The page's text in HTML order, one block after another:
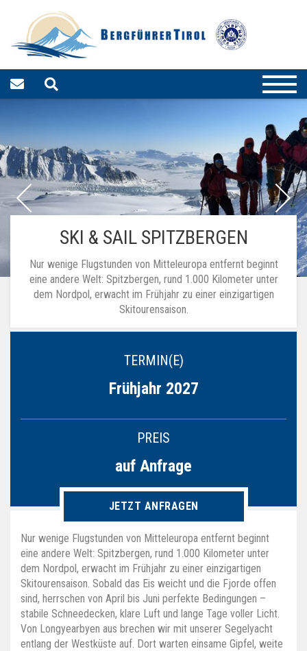
SKI & SAIL SPITZBERGEN
Nur wenige Flugstunden von Mitteleuropa entfernt beginnt
eine andere Welt: Spitzbergen, rund 1.000 Kilometer unter
dem Nordpol, erwacht im Frühjahr zu einer einzigartigen
Skitourensaison.
TERMIN(E)
Frühjahr 2027
PREIS
auf Anfrage
JETZT ANFRAGEN
Nur wenige Flugstunden von Mitteleuropa entfernt beginnt
eine andere Welt: Spitzbergen, rund 1.000 Kilometer unter
dem Nordpol, erwacht im Frühjahr zu einer einzigartigen
Skitourensaison. Sobald das Eis weicht und die Fjorde offen
sind, herrschen von April bis Juni perfekte Bedingungen –
stabile Schneedecken, klare Luft und lange Tage voller Licht.
Von Longyearbyen aus brechen wir mit unserer Segelyacht
entlang der Westküste auf. Dort warten einsame Gipfel, weite